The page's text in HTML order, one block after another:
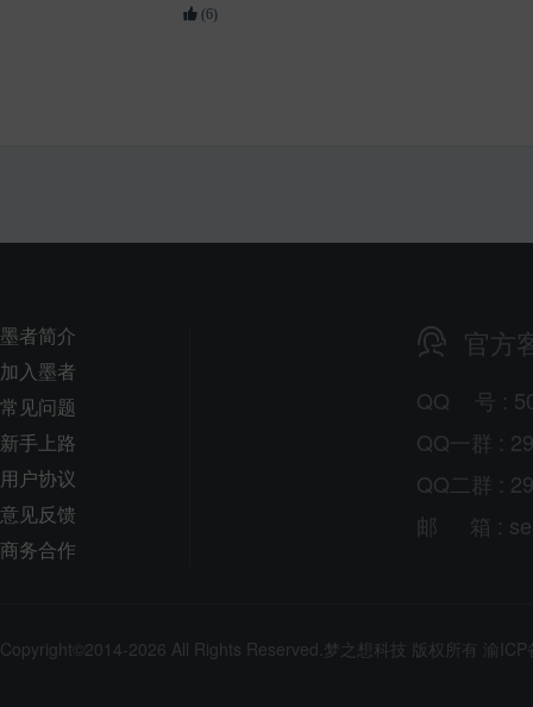
(6)
墨者简介
加入墨者
常见问题
新手上路
用户协议
意见反馈
商务合作
官方
QQ 号 :
QQ一群 :
QQ二群 :
邮
箱 :
Copyright©2014-2026 All Rights Reserved.梦之想科技 版权所有 渝